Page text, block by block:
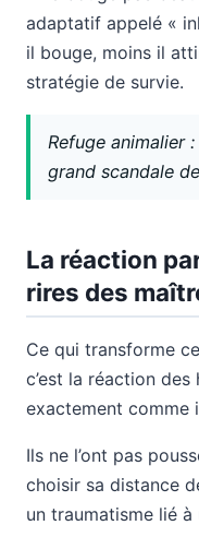
adaptatif appelé «
il bouge, moins il
stratégie de survie.
Refuge animalier
grand scandale
La réaction
rires des
Ce qui transforme
c’est la réaction
exactement comme
Ils ne l’ont pas
choisir sa distance
un traumatisme lié